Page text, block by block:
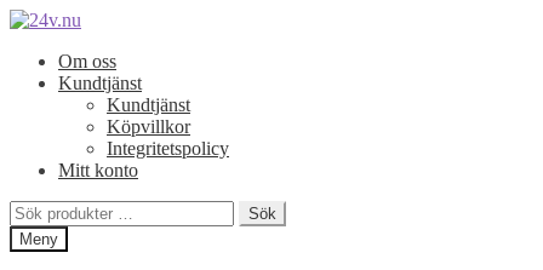
Hoppa
navigering
Hoppa
innehållOm oss
Kundtjänst
Kundtjänst
Köpvillkor
Integritetspolicy
Mitt konto
Sök
efter:
Sök
Meny